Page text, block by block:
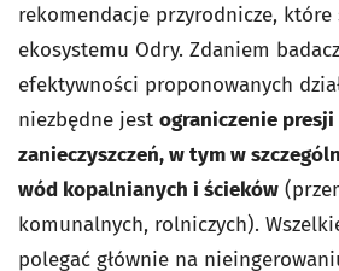
rekomendacje przyrodnicze, które
ekosystemu Odry. Zdaniem
efektywności proponowanych
niezbędne jest ograniczenie
zanieczyszczeń, w tym w
wód kopalnianych i ścieków
komunalnych, rolniczych).
polegać głównie na